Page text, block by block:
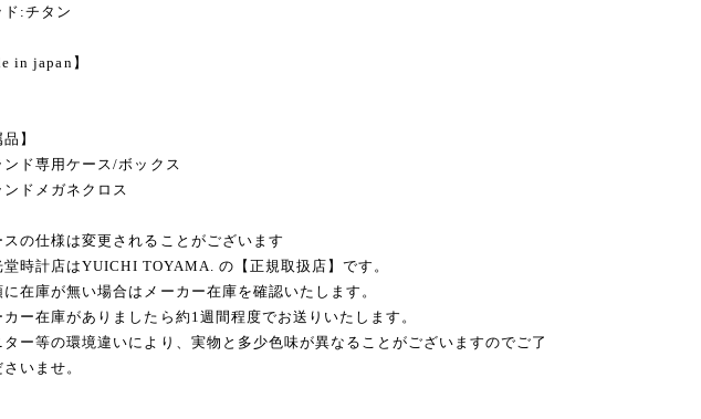
ド:チタン
in japan】
品】
ンド専用ケース/ボックス
ンドメガネクロス
の仕様は変更されることがございます
時計店はYUICHI TOYAMA. の【正規取扱店】です。
在庫が無い場合はメーカー在庫を確認いたします。
ー在庫がありましたら約1週間程度でお送りいたします。
ー等の環境違いにより、実物と多少色味が異なることがございますのでご了
いませ。